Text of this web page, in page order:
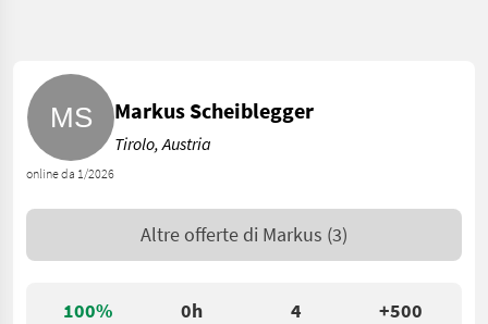
100% 0h 4 +500
online da 1/2026
Markus Scheiblegger
Tirolo, Austria
Altre offerte di Markus (3)